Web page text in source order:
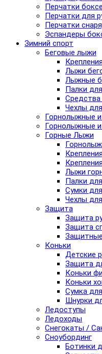
Перчатки
Перчатки для
Перчатки
Эспандеры
Зимний спорт
Беговые лыжи
Лыжи
Лыжные
Палки
Средства
Чехлы
Горнолыжные
Горнолыжные
Горные Лыжи
Лыжи
Палки
Сумки
Чехлы
Защита
Защита
Защита
Коньки
Детские
Защита
Коньки
Коньки
Сумка
Шнурки
Ледоступы
Ледоходы
Снегокаты /
Сноубординг
Ботинки